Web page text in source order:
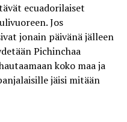
ecuadorilaiset
Jos
jonain päivänä jälleen
Pichinchaa
koko maa ja
jäisi mitään